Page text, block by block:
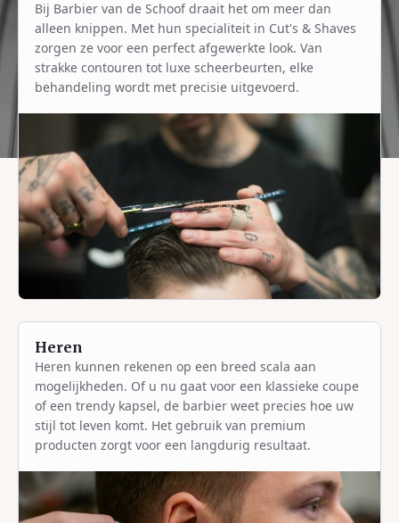
Bij Barbier van de Schoof draait het om meer dan
alleen knippen. Met hun specialiteit in Cut's & Shaves
zorgen ze voor een perfect afgewerkte look. Van
strakke contouren tot luxe scheerbeurten, elke
behandeling wordt met precisie uitgevoerd.
Heren
Heren kunnen rekenen op een breed scala aan
mogelijkheden. Of u nu gaat voor een klassieke coupe
of een trendy kapsel, de barbier weet precies hoe uw
stijl tot leven komt. Het gebruik van premium
producten zorgt voor een langdurig resultaat.